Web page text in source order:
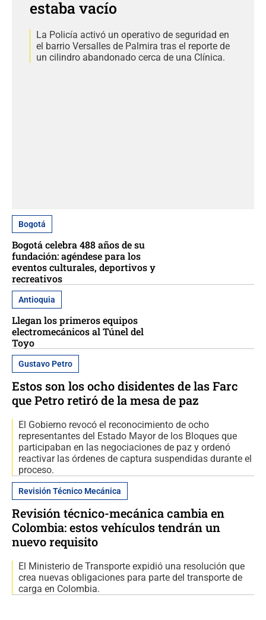
estaba vacío
La Policía activó un operativo de seguridad en
el barrio Versalles de Palmira tras el reporte de
un cilindro abandonado cerca de una Clínica.
Bogotá
Bogotá celebra 488 años de su
fundación: agéndese para los
eventos culturales, deportivos y
recreativos
Antioquia
Llegan los primeros equipos
electromecánicos al Túnel del
Toyo
Gustavo Petro
Estos son los ocho disidentes de las Farc
que Petro retiró de la mesa de paz
El Gobierno revocó el reconocimiento de ocho
representantes del Estado Mayor de los Bloques que
participaban en las negociaciones de paz y ordenó
reactivar las órdenes de captura suspendidas durante el
proceso.
Revisión Técnico Mecánica
Revisión técnico-mecánica cambia en
Colombia: estos vehículos tendrán un
nuevo requisito
El Ministerio de Transporte expidió una resolución que
crea nuevas obligaciones para parte del transporte de
carga en Colombia.